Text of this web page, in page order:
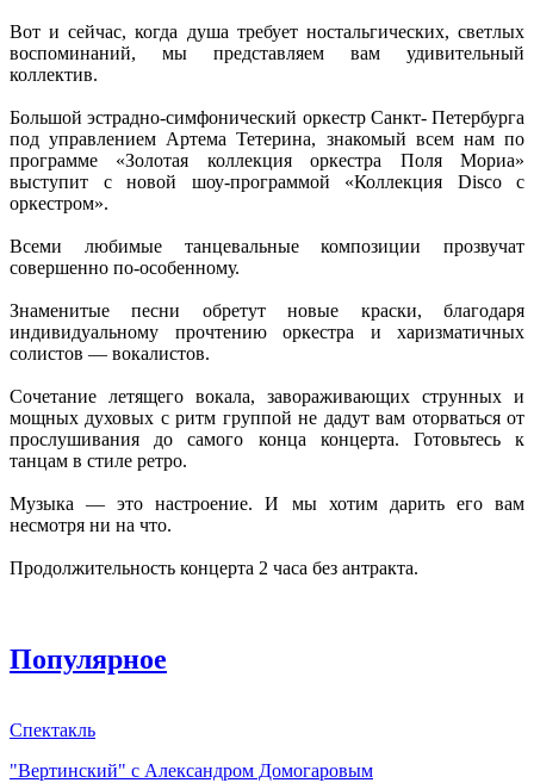
Вот и сейчас, когда душа требует ностальгических, светлых
воспоминаний, мы представляем вам удивительный
коллектив.
Большой эстрадно-симфонический оркестр Санкт- Петербурга
под управлением Артема Тетерина, знакомый всем нам по
программе «Золотая коллекция оркестра Поля Мориа»
выступит с новой шоу-программой «Коллекция Disco с
оркестром».
Всеми любимые танцевальные композиции прозвучат
совершенно по-особенному.
Знаменитые песни обретут новые краски, благодаря
индивидуальному прочтению оркестра и харизматичных
солистов — вокалистов.
Сочетание летящего вокала, завораживающих струнных и
мощных духовых с ритм группой не дадут вам оторваться от
прослушивания до самого конца концерта. Готовьтесь к
танцам в стиле ретро.
Музыка — это настроение. И мы хотим дарить его вам
несмотря ни на что.
Продолжительность концерта 2 часа без антракта.
Популярное
Спектакль
"Вертинский" с Александром Домогаровым